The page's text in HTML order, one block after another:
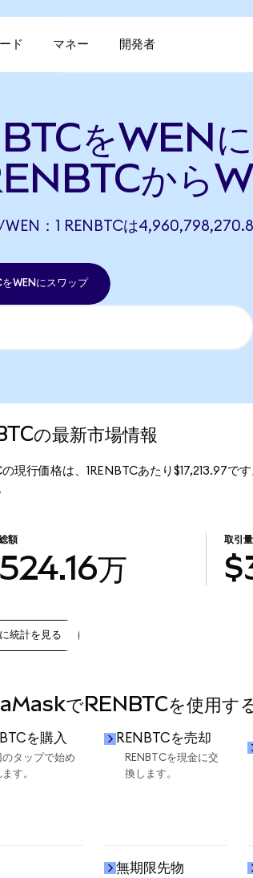
ド マネー 開発者
をWEN
から
WEN：1 RENBTCは
をWENにスワップ
の最新市場情報
現行価格は、1RENBTCあたり$17,213.97
額
万
取引量
統計を見る
でRENBTCを使用す
を購入
のタップで始め
す。
RENBTCを売却
RENBTCを現金に交
換します。
無期限先物